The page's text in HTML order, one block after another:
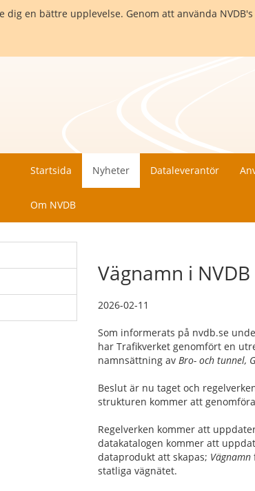
dig en bättre upplevelse. Genom att använda
Startsida Nyheter Dataleverantör
Om NVDB
Vägnamn i NVDB
2026-02-11
Som informerats på nvdb.se
har Trafikverket genomfört en
namnsättning avBro- och tunnel,
Beslut är nu taget och
strukturen kommer att
Regelverken kommer att
datakatalogen kommer att
dataprodukt att skapas; Vägnamn
statliga vägnätet.